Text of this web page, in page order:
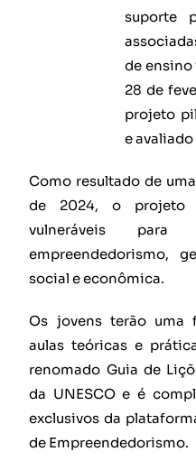
suporte
de ensino
28 de
projeto
e
Como resultado de
de 2024, o projeto
vulneráveis
empreendedorismo,
social e econômica.
Os jovens terão uma
aulas teóricas e
renomado Guia de
da UNESCO e é
exclusivos da
de Empreendedorismo.